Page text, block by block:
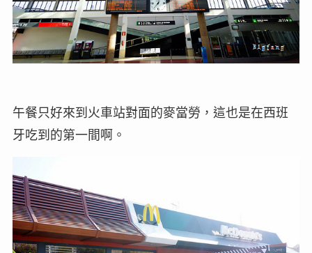
午餐只好來到火車站對面的麥當勞，這也是在西班
牙吃到的第一間啊。